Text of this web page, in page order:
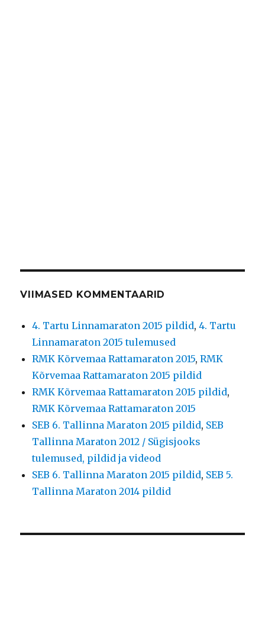
VIIMASED KOMMENTAARID
4. Tartu Linnamaraton 2015 pildid,4. Tartu
Linnamaraton 2015 tulemused
RMK Kõrvemaa Rattamaraton 2015,RMK
Kõrvemaa Rattamaraton 2015 pildid
RMK Kõrvemaa Rattamaraton 2015 pildid,
RMK Kõrvemaa Rattamaraton 2015
SEB 6. Tallinna Maraton 2015 pildid, SEB
Tallinna Maraton 2012 / Sügisjooks
tulemused, pildid ja videod
SEB 6. Tallinna Maraton 2015 pildid, SEB 5.
Tallinna Maraton 2014 pildid